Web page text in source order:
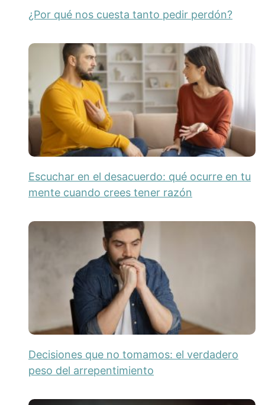
¿Por qué nos cuesta tanto pedir perdón?
Escuchar en el desacuerdo: qué ocurre en tu
mente cuando crees tener razón
Decisiones que no tomamos: el verdadero
peso del arrepentimiento